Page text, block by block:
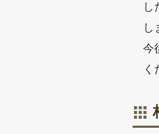
し
し
今
く